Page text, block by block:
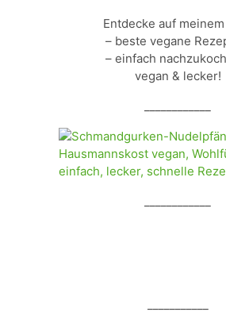
Entdecke auf
– beste vegane
– einfach
vegan & lecker!